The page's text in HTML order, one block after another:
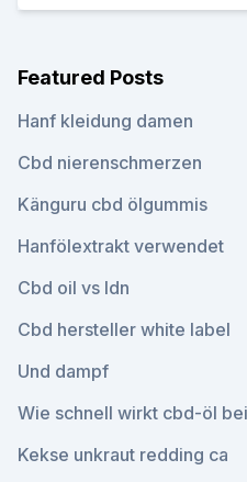
Featured Posts
Hanf kleidung damen
Cbd nierenschmerzen
Känguru cbd ölgummis
Hanfölextrakt verwendet
Cbd oil vs ldn
Cbd hersteller white label
Und dampf
Wie schnell wirkt cbd-öl bei
Kekse unkraut redding ca